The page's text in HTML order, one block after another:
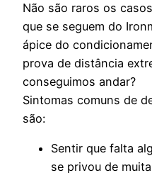
Não são raros os
que se seguem do
ápice do
prova de distância
conseguimos andar?
Sintomas comuns de
são:
Sentir que falta
se privou de